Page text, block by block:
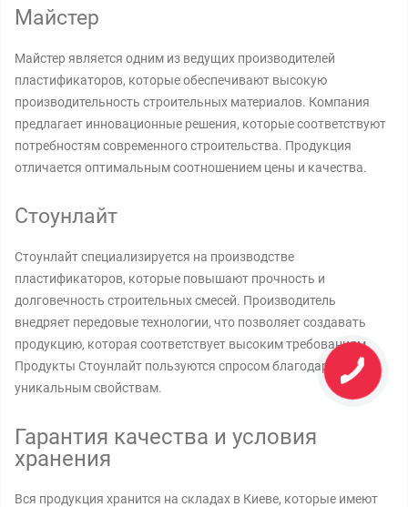
Майстер
Майстер является одним из ведущих производителей
пластификаторов, которые обеспечивают высокую
производительность строительных материалов. Компания
предлагает инновационные решения, которые соответствуют
потребностям современного строительства. Продукция
отличается оптимальным соотношением цены и качества.
Стоунлайт
Стоунлайт специализируется на производстве
пластификаторов, которые повышают прочность и
долговечность строительных смесей. Производитель
внедряет передовые технологии, что позволяет создавать
продукцию, которая соответствует высоким требованиям.
Продукты Стоунлайт пользуются спросом благодаря своим
уникальным свойствам.
Гарантия качества и условия
хранения
Вся продукция хранится на складах в Киеве, которые имеют